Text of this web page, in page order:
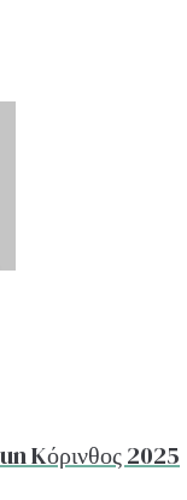
Kόρινθος 2025